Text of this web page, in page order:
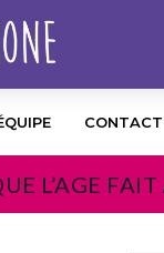
CONTACT
L’AGE